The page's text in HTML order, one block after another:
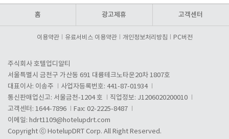
홈 광고제휴 고객센터
이용약관 유료서비스 이용약관 개인정보처리방침 PC버전
주식회사 호텔업디알티
서울특별시 금천구 가산동 691 대륭테크노타운20차 1807호
대표이사: 이송주
사업자등록번호: 441-87-01934
통신판매업신고: 서울금천-1204 호
직업정보: J1206020200010
고객센터: 1644-7896
Fax: 02-2225-8487
이메일: hdrt1109@hotelupdrt.com
Copyright ⓒ HotelupDRT Corp. All Right Reserved.